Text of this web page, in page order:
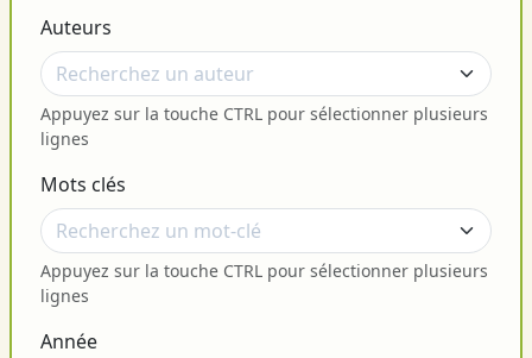
Auteurs
Appuyez sur la touche CTRL pour sélectionner plusieurs
lignes
Mots clés
Appuyez sur la touche CTRL pour sélectionner plusieurs
lignes
Année